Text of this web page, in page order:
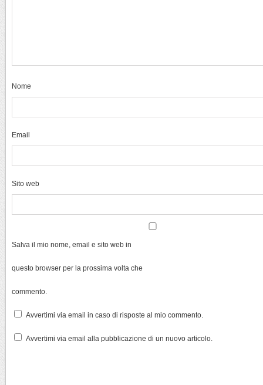
Nome
Email
Sito web
Salva il mio nome, email e sito web in
questo browser per la prossima volta che
commento.
Avvertimi via email in caso di risposte al mio commento.
Avvertimi via email alla pubblicazione di un nuovo articolo.